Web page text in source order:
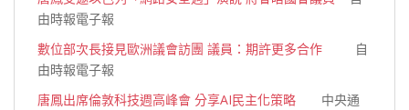
由時報電子報
數位部次長接見歐洲議會訪團 議員：期許更多合作 自
由時報電子報
唐鳳出席倫敦科技週高峰會 分享AI民主化策略 中央通